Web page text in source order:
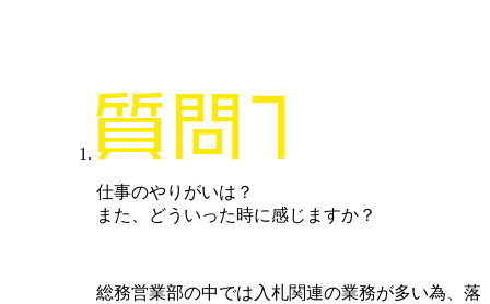
仕事のやりがいは？
また、どういった時に感じますか？
総務営業部の中では入札関連の業務が多い為、落